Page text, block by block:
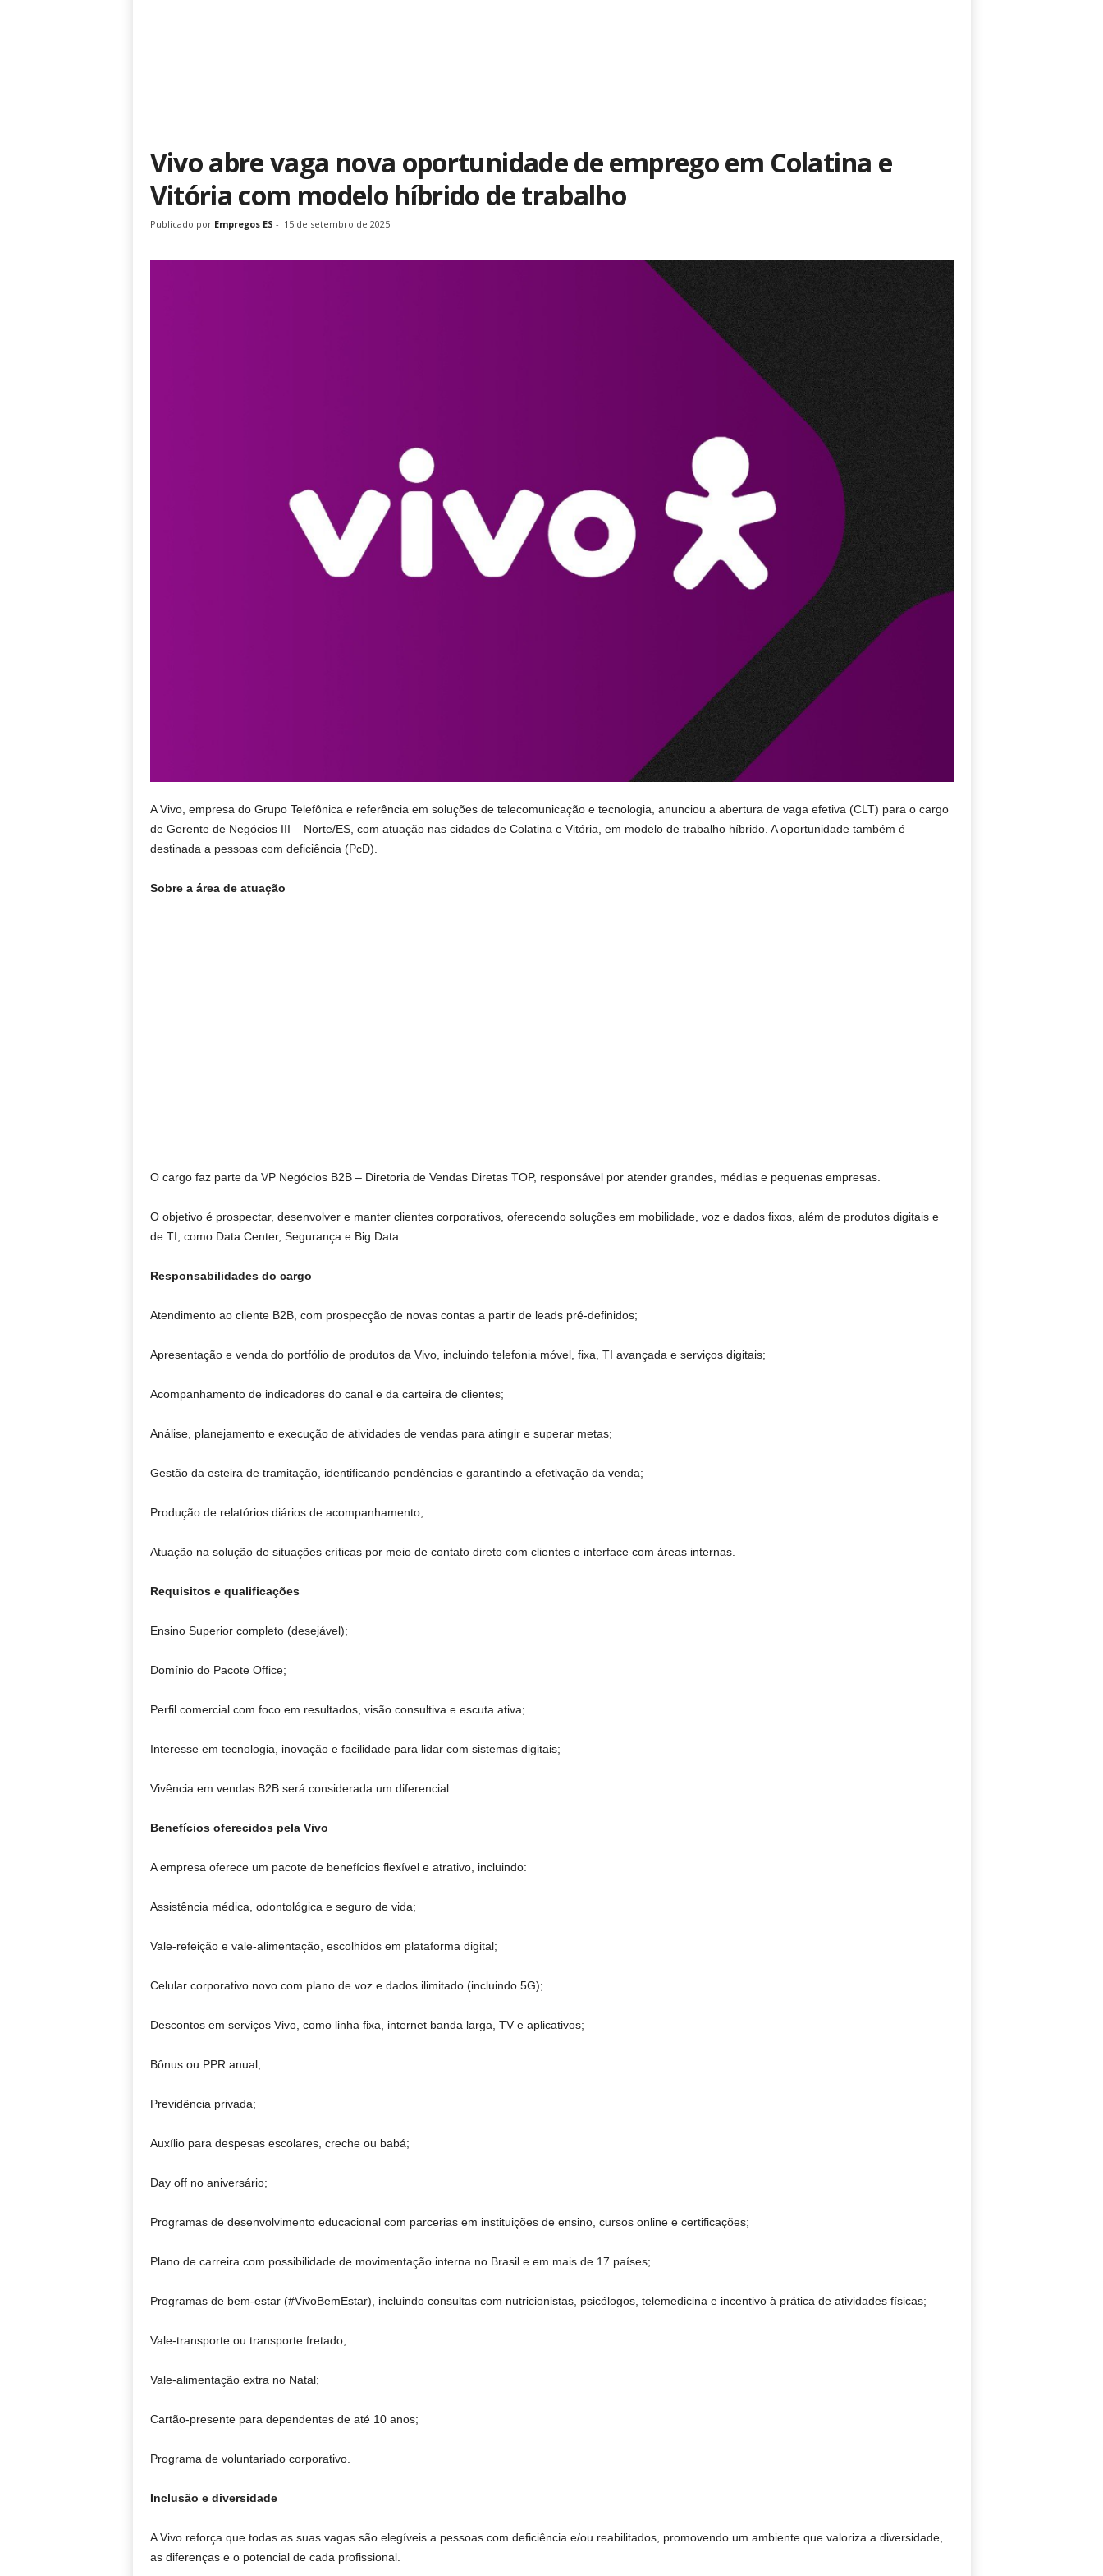
Vivo abre vaga nova oportunidade de emprego em Colatina e
Vitória com modelo híbrido de trabalho
Publicado por Empregos ES - 15 de setembro de 2025
A Vivo, empresa do Grupo Telefônica e referência em soluções de telecomunicação e tecnologia, anunciou a abertura de vaga efetiva (CLT) para o cargo
de Gerente de Negócios III – Norte/ES, com atuação nas cidades de Colatina e Vitória, em modelo de trabalho híbrido. A oportunidade também é
destinada a pessoas com deficiência (PcD).
Sobre a área de atuação
O cargo faz parte da VP Negócios B2B – Diretoria de Vendas Diretas TOP, responsável por atender grandes, médias e pequenas empresas.
O objetivo é prospectar, desenvolver e manter clientes corporativos, oferecendo soluções em mobilidade, voz e dados fixos, além de produtos digitais e
de TI, como Data Center, Segurança e Big Data.
Responsabilidades do cargo
Atendimento ao cliente B2B, com prospecção de novas contas a partir de leads pré-definidos;
Apresentação e venda do portfólio de produtos da Vivo, incluindo telefonia móvel, fixa, TI avançada e serviços digitais;
Acompanhamento de indicadores do canal e da carteira de clientes;
Análise, planejamento e execução de atividades de vendas para atingir e superar metas;
Gestão da esteira de tramitação, identificando pendências e garantindo a efetivação da venda;
Produção de relatórios diários de acompanhamento;
Atuação na solução de situações críticas por meio de contato direto com clientes e interface com áreas internas.
Requisitos e qualificações
Ensino Superior completo (desejável);
Domínio do Pacote Office;
Perfil comercial com foco em resultados, visão consultiva e escuta ativa;
Interesse em tecnologia, inovação e facilidade para lidar com sistemas digitais;
Vivência em vendas B2B será considerada um diferencial.
Benefícios oferecidos pela Vivo
A empresa oferece um pacote de benefícios flexível e atrativo, incluindo:
Assistência médica, odontológica e seguro de vida;
Vale-refeição e vale-alimentação, escolhidos em plataforma digital;
Celular corporativo novo com plano de voz e dados ilimitado (incluindo 5G);
Descontos em serviços Vivo, como linha fixa, internet banda larga, TV e aplicativos;
Bônus ou PPR anual;
Previdência privada;
Auxílio para despesas escolares, creche ou babá;
Day off no aniversário;
Programas de desenvolvimento educacional com parcerias em instituições de ensino, cursos online e certificações;
Plano de carreira com possibilidade de movimentação interna no Brasil e em mais de 17 países;
Programas de bem-estar (#VivoBemEstar), incluindo consultas com nutricionistas, psicólogos, telemedicina e incentivo à prática de atividades físicas;
Vale-transporte ou transporte fretado;
Vale-alimentação extra no Natal;
Cartão-presente para dependentes de até 10 anos;
Programa de voluntariado corporativo.
Inclusão e diversidade
A Vivo reforça que todas as suas vagas são elegíveis a pessoas com deficiência e/ou reabilitados, promovendo um ambiente que valoriza a diversidade,
as diferenças e o potencial de cada profissional.